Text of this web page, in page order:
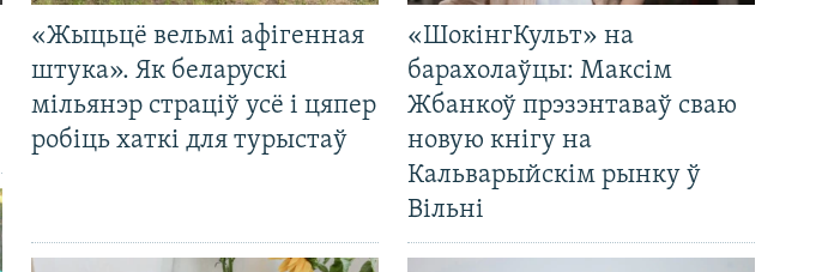
«Жыцьцё вельмі афігенная
штука». Як беларускі
мільянэр страціў усё і цяпер
робіць хаткі для турыстаў
«ШокінгКульт» на
барахолаўцы: Максім
Жбанкоў прэзэнтаваў сваю
новую кнігу на
Кальварыйскім рынку ў
Вільні